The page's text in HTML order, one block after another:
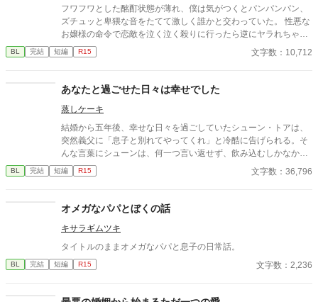
フワフワとした酩酊状態が薄れ、僕は気がつくとパンパンパン、
ズチュッと卑猥な音をたてて激しく誰かと交わっていた。 性悪な
お嬢様の命令で恋敵を泣く泣く殺りに行ったら逆にヤラれちゃっ
た、ちょっとアホな子の話です。 （ムーンライトノベルにも掲載
しています）
BL 完結 短編 R15 文字数：10,712
あなたと過ごせた日々は幸せでした
蒸しケーキ
結婚から五年後、幸せな日々を過ごしていたシューン・トアは、
突然義父に「息子と別れてやってくれ」と冷酷に告げられる。そ
んな言葉にシューンは、何一つ言い返せず、飲み込むしかなかっ
た。そして、夫であるアインス・キールに離婚を切り出すが、ア
インスがそう簡単にシューンを手離す訳もなく......。
BL 完結 短編 R15 文字数：36,796
オメガなパパとぼくの話
キサラギムツキ
タイトルのままオメガなパパと息子の日常話。
BL 完結 短編 R15 文字数：2,236